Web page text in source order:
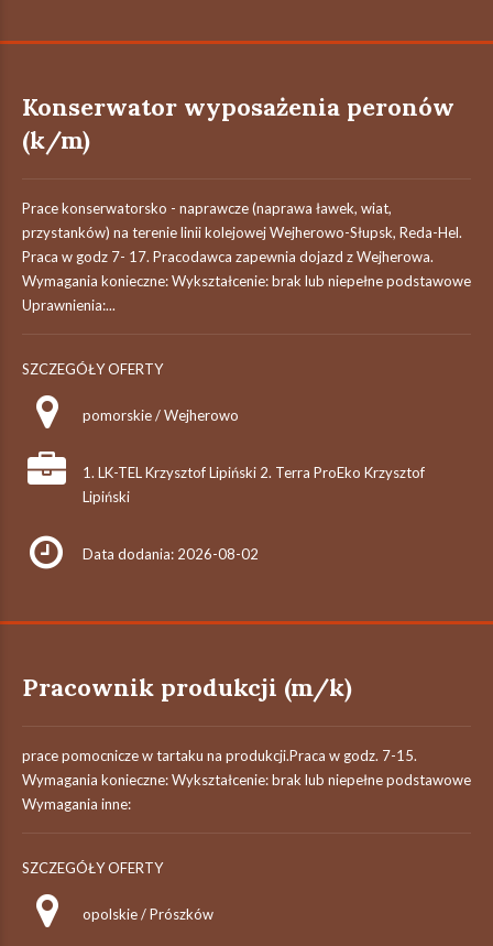
Konserwator wyposażenia peronów
(k/m)
Prace konserwatorsko - naprawcze (naprawa ławek, wiat,
przystanków) na terenie linii kolejowej Wejherowo-Słupsk, Reda-Hel.
Praca w godz 7- 17. Pracodawca zapewnia dojazd z Wejherowa.
Wymagania konieczne: Wykształcenie: brak lub niepełne podstawowe
Uprawnienia:...
SZCZEGÓŁY OFERTY
pomorskie / Wejherowo
1. LK-TEL Krzysztof Lipiński 2. Terra ProEko Krzysztof
Lipiński
Data dodania: 2026-08-02
Pracownik produkcji (m/k)
prace pomocnicze w tartaku na produkcji.Praca w godz. 7-15.
Wymagania konieczne: Wykształcenie: brak lub niepełne podstawowe
Wymagania inne:
SZCZEGÓŁY OFERTY
opolskie / Prószków